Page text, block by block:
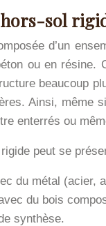
hors-sol
d’un
ou en résine.
beaucoup
Ainsi, même
enterrés ou
peut se
du métal (acier,
du bois
synthèse.